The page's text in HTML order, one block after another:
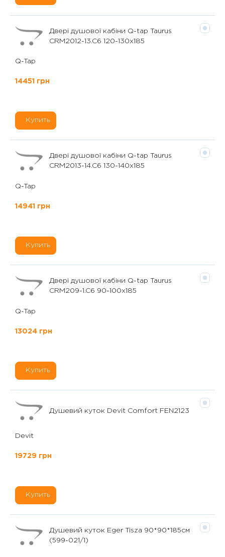
Двері душової кабіни Q-tap Taurus
CRM2012-13.C6 120-130x185
Q-Tap
14451 грн
Купить
Двері душової кабіни Q-tap Taurus
CRM2013-14.C6 130-140x185
Q-Tap
14941 грн
Купить
Двері душової кабіни Q-tap Taurus
CRM209-1.C6 90-100x185
Q-Tap
13024 грн
Купить
Душевий куток Devit Comfort FEN2123
Devit
19729 грн
Купить
Душевий куток Eger Tisza 90*90*185см
(599-021/1)